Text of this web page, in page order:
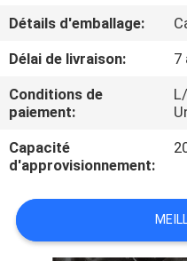
D'USINE
CONTRÔLE
DE
QUALITÉ
CONTACT
Détails d'emballage:
Délai de livraison:
7
Conditions de
paiement:
Capacité
d'approvisionnement: